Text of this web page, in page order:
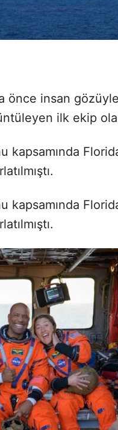
önce insan
ilk ekip
kapsamında
kapsamında